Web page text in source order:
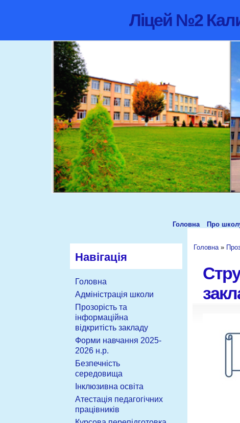
Ліцей №2
Головна Про
Навігація
Головна
Адміністрація школи
Прозорість та
інформаційна
відкритість закладу
Форми навчання 2025-
2026 н.р.
Безпечність
середовища
Інклюзивна освіта
Атестація педагогічних
працівників
Головна»